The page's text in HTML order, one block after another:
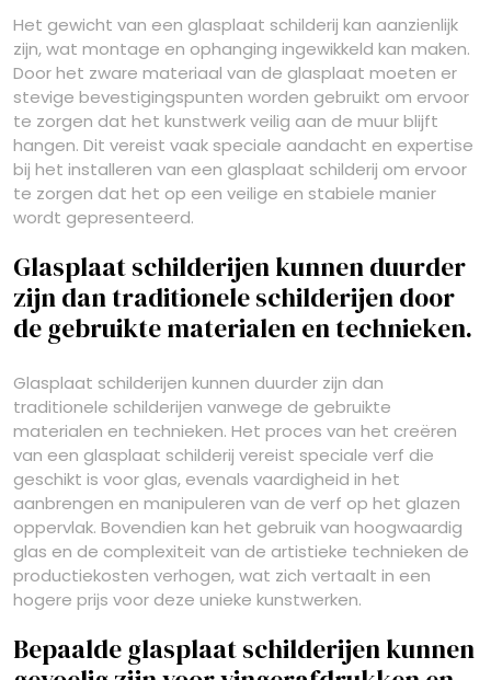
Het gewicht van een glasplaat schilderij kan aanzienlijk
zijn, wat montage en ophanging ingewikkeld kan maken.
Door het zware materiaal van de glasplaat moeten er
stevige bevestigingspunten worden gebruikt om ervoor
te zorgen dat het kunstwerk veilig aan de muur blijft
hangen. Dit vereist vaak speciale aandacht en expertise
bij het installeren van een glasplaat schilderij om ervoor
te zorgen dat het op een veilige en stabiele manier
wordt gepresenteerd.
Glasplaat schilderijen kunnen duurder
zijn dan traditionele schilderijen door
de gebruikte materialen en technieken.
Glasplaat schilderijen kunnen duurder zijn dan
traditionele schilderijen vanwege de gebruikte
materialen en technieken. Het proces van het creëren
van een glasplaat schilderij vereist speciale verf die
geschikt is voor glas, evenals vaardigheid in het
aanbrengen en manipuleren van de verf op het glazen
oppervlak. Bovendien kan het gebruik van hoogwaardig
glas en de complexiteit van de artistieke technieken de
productiekosten verhogen, wat zich vertaalt in een
hogere prijs voor deze unieke kunstwerken.
Bepaalde glasplaat schilderijen kunnen